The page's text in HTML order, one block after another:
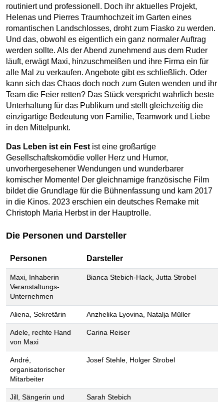
routiniert und professionell. Doch ihr aktuelles Projekt,
Helenas und Pierres Traumhochzeit im Garten eines
romantischen Landschlosses, droht zum Fiasko zu werden.
Und das, obwohl es eigentlich ein ganz normaler Auftrag
werden sollte. Als der Abend zunehmend aus dem Ruder
läuft, erwägt Maxi, hinzuschmeißen und ihre Firma ein für
alle Mal zu verkaufen. Angebote gibt es schließlich. Oder
kann sich das Chaos doch noch zum Guten wenden und ihr
Team die Feier retten? Das Stück verspricht wahrlich beste
Unterhaltung für das Publikum und stellt gleichzeitig die
einzigartige Bedeutung von Familie, Teamwork und Liebe
in den Mittelpunkt.
Das Leben ist ein Fest ist eine großartige
Gesellschaftskomödie voller Herz und Humor,
unvorhergesehener Wendungen und wunderbarer
komischer Momente! Der gleichnamige französische Film
bildet die Grundlage für die Bühnenfassung und kam 2017
in die Kinos. 2023 erschien ein deutsches Remake mit
Christoph Maria Herbst in der Hauptrolle.
Die Personen und Darsteller
Personen Darsteller
Maxi, Inhaberin
Veranstaltungs-
Unternehmen
Bianca Stebich-Hack, Jutta Strobel
Aliena, Sekretärin Anzhelika Lyovina, Natalja Müller
Adele, rechte Hand
von Maxi
Carina Reiser
André,
organisatorischer
Mitarbeiter
Josef Stehle, Holger Strobel
Jill, Sängerin und
Sarah Stebich